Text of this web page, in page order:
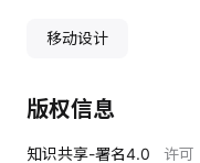
移动设计
版权信息
知识共享-署名4.0 许可